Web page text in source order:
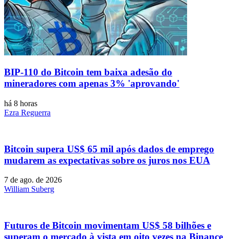
BIP-110 do Bitcoin tem baixa adesão do
mineradores com apenas 3% 'aprovando'
há 8 horas
Ezra Reguerra
Bitcoin supera US$ 65 mil após dados de emprego
mudarem as expectativas sobre os juros nos EUA
7 de ago. de 2026
William Suberg
Futuros de Bitcoin movimentam US$ 58 bilhões e
superam o mercado à vista em oito vezes na Binance